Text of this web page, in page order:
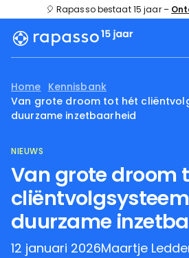
🎈 Rapasso bestaat 15 jaar –
Home Kennisbank
Van grote droom tot hét
duurzame inzetbaarheid
NIEUWS
Van grote droom
duurzame
12 januari 2026Maartje